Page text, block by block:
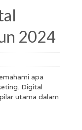
2024
apa
Digital
utama dalam